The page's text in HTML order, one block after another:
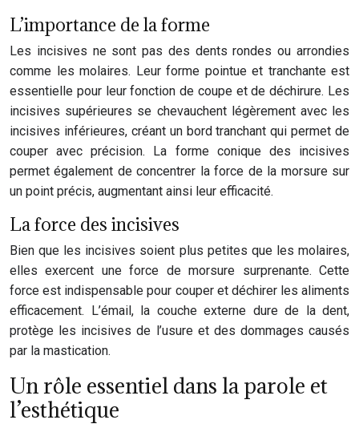
L’importance de la forme
Les incisives ne sont pas des dents rondes ou arrondies
comme les molaires. Leur forme pointue et tranchante est
essentielle pour leur fonction de coupe et de déchirure. Les
incisives supérieures se chevauchent légèrement avec les
incisives inférieures, créant un bord tranchant qui permet de
couper avec précision. La forme conique des incisives
permet également de concentrer la force de la morsure sur
un point précis, augmentant ainsi leur efficacité.
La force des incisives
Bien que les incisives soient plus petites que les molaires,
elles exercent une force de morsure surprenante. Cette
force est indispensable pour couper et déchirer les aliments
efficacement. L’émail, la couche externe dure de la dent,
protège les incisives de l’usure et des dommages causés
par la mastication.
Un rôle essentiel dans la parole et
l’esthétique